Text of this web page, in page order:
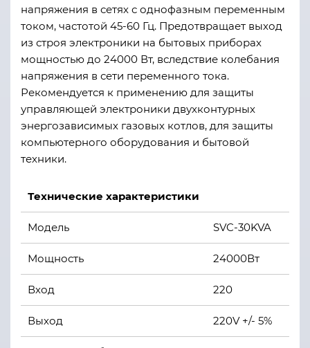
напряжения в сетях с однофазным переменным
током, частотой 45-60 Гц. Предотвращает выход
из строя электроники на бытовых приборах
мощностью до 24000 Вт, вследствие колебания
напряжения в сети переменного тока.
Рекомендуется к применению для защиты
управляющей электроники двухконтурных
энергозависимых газовых котлов, для защиты
компьютерного оборудования и бытовой
техники.
Технические характеристики
Модель SVC-30KVA
Мощность 24000Вт
Вход 220
Выход 220V +/- 5%